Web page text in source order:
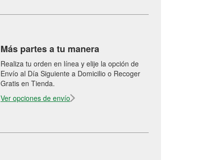
Más partes a tu manera
Realiza tu orden en línea y elije la opción de
Envío al Día Siguiente a Domicilio o Recoger
Gratis en Tienda.
Ver opciones de envío